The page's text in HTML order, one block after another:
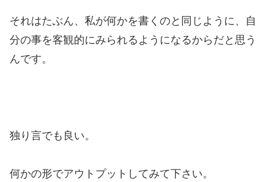
それはたぶん、私が何かを書くのと同じように、自
分の事を客観的にみられるようになるからだと思う
んです。
独り言でも良い。
何かの形でアウトプットしてみて下さい。